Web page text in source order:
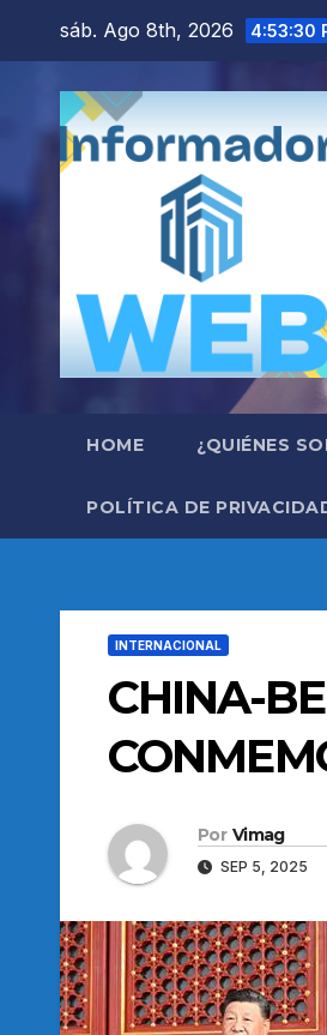
contenido
sáb. Ago 8th, 2026 4:53:31
HOME ¿QUIÉNES
POLÍTICA DE
INTERNACIONAL
CHINA-
Por Vimag
SEP 5, 2025